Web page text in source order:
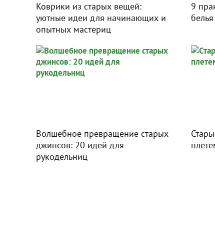
Коврики из старых вещей:
уютные идеи для начинающих и
опытных мастериц
9
Волшебное превращение старых
джинсов: 20 идей для
рукодельниц